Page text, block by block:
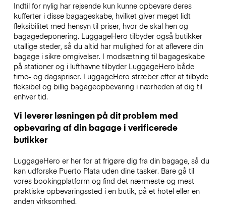
Indtil for nylig har rejsende kun kunne opbevare deres
kufferter i disse bagageskabe, hvilket giver meget lidt
fleksibilitet med hensyn til priser, hvor de skal hen og
bagagedeponering. LuggageHero tilbyder også butikker
utallige steder, så du altid har mulighed for at aflevere din
bagage i sikre omgivelser. I modsætning til bagageskabe
på stationer og i lufthavne tilbyder LuggageHero både
time- og dagspriser. LuggageHero stræber efter at tilbyde
fleksibel og billig bagageopbevaring i nærheden af dig til
enhver tid.
Vi leverer løsningen på dit problem med
opbevaring af din bagage i verificerede
butikker
LuggageHero er her for at frigøre dig fra din bagage, så du
kan udforske Puerto Plata uden dine tasker. Bare gå til
vores bookingplatform og find det nærmeste og mest
praktiske opbevaringssted i en butik, på et hotel eller en
anden virksomhed.